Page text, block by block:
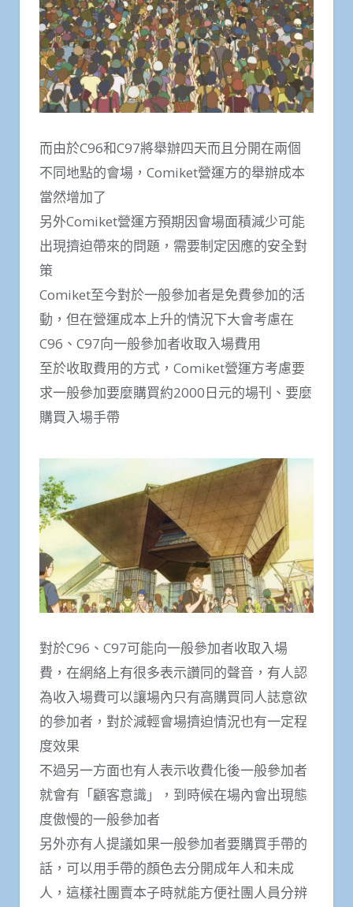
而由於C96和C97將舉辦四天而且分開在兩個
不同地點的會場，Comiket營運方的舉辦成本
當然增加了
另外Comiket營運方預期因會場面積減少可能
出現擠迫帶來的問題，需要制定因應的安全對
策
Comiket至今對於一般參加者是免費參加的活
動，但在營運成本上升的情況下大會考慮在
C96、C97向一般參加者收取入場費用
至於收取費用的方式，Comiket營運方考慮要
求一般參加要麼購買約2000日元的場刊、要麼
購買入場手帶
對於C96、C97可能向一般參加者收取入場
費，在網絡上有很多表示讚同的聲音，有人認
為收入場費可以讓場內只有高購買同人誌意欲
的參加者，對於減輕會場擠迫情況也有一定程
度效果
不過另一方面也有人表示收費化後一般參加者
就會有「顧客意識」，到時候在場內會出現態
度傲慢的一般參加者
另外亦有人提議如果一般參加者要購買手帶的
話，可以用手帶的顏色去分開成年人和未成
人，這樣社團賣本子時就能方便社團人員分辨